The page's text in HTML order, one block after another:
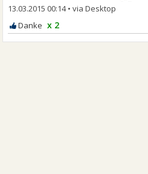
13.03.2015 00:14•
x 2